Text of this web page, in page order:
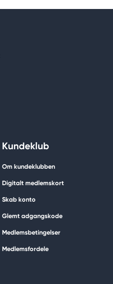
Kundeklub
Om kundeklubben
Digitalt medlemskort
Skab konto
Glemt adgangskode
Medlemsbetingelser
Medlemsfordele